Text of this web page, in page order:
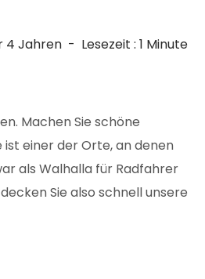
4 Jahren - Lesezeit : 1 Minute
Machen Sie schöne
einer der Orte, an denen
als Walhalla für Radfahrer
Sie also schnell unsere